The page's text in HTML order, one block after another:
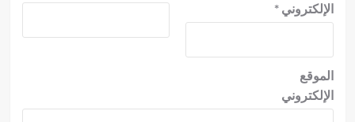
الإلكتروني*
الموقع
الإلكتروني